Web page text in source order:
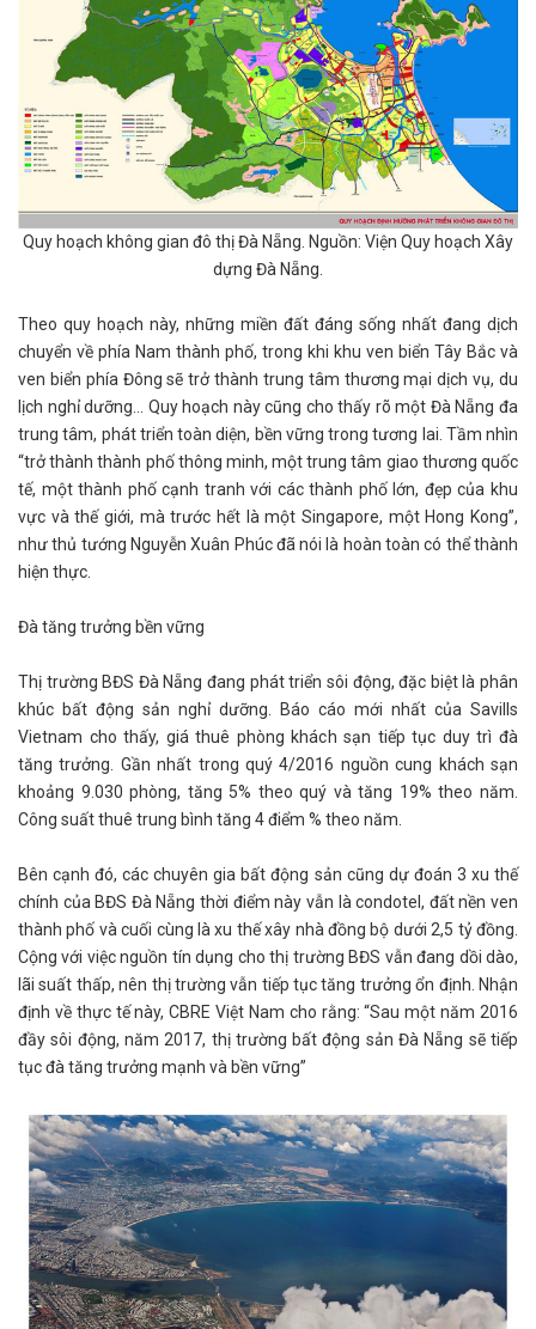
Quy hoạch không gian đô thị Đà Nẵng. Nguồn: Viện Quy hoạch Xây
dựng Đà Nẵng.
Theo quy hoạch này, những miền đất đáng sống nhất đang dịch
chuyển về phía Nam thành phố, trong khi khu ven biển Tây Bắc và
ven biển phía Đông sẽ trở thành trung tâm thương mại dịch vụ, du
lịch nghỉ dưỡng... Quy hoạch này cũng cho thấy rõ một Đà Nẵng đa
trung tâm, phát triển toàn diện, bền vững trong tương lai. Tầm nhìn
“trở thành thành phố thông minh, một trung tâm giao thương quốc
tế, một thành phố cạnh tranh với các thành phố lớn, đẹp của khu
vực và thế giới, mà trước hết là một Singapore, một Hong Kong”,
như thủ tướng Nguyễn Xuân Phúc đã nói là hoàn toàn có thể thành
hiện thực.
Đà tăng trưởng bền vững
Thị trường BĐS Đà Nẵng đang phát triển sôi động, đặc biệt là phân
khúc bất động sản nghỉ dưỡng. Báo cáo mới nhất của Savills
Vietnam cho thấy, giá thuê phòng khách sạn tiếp tục duy trì đà
tăng trưởng. Gần nhất trong quý 4/2016 nguồn cung khách sạn
khoảng 9.030 phòng, tăng 5% theo quý và tăng 19% theo năm.
Công suất thuê trung bình tăng 4 điểm % theo năm.
Bên cạnh đó, các chuyên gia bất động sản cũng dự đoán 3 xu thế
chính của BĐS Đà Nẵng thời điểm này vẫn là condotel, đất nền ven
thành phố và cuối cùng là xu thế xây nhà đồng bộ dưới 2,5 tỷ đồng.
Cộng với việc nguồn tín dụng cho thị trường BĐS vẫn đang dồi dào,
lãi suất thấp, nên thị trường vẫn tiếp tục tăng trưởng ổn định. Nhận
định về thực tế này, CBRE Việt Nam cho rằng: “Sau một năm 2016
đầy sôi động, năm 2017, thị trường bất động sản Đà Nẵng sẽ tiếp
tục đà tăng trưởng mạnh và bền vững”